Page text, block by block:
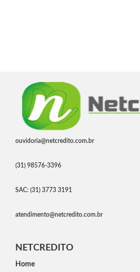
ouvidoria@netcredito.com.br
(31) 98576-3396
SAC: (31) 3773 3191
atendimento@netcredito.com.br
NETCREDITO
Home